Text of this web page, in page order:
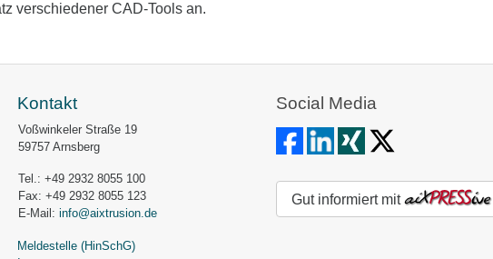
verschiedener CAD-Tools an.
Kontakt
Voßwinkeler Straße 19
59757 Arnsberg
Tel.: +49 2932 8055 100
Fax: +49 2932 8055 123
E-Mail: info@aixtrusion.de
Meldestelle (HinSchG)
Social Media
Gut informiert mit